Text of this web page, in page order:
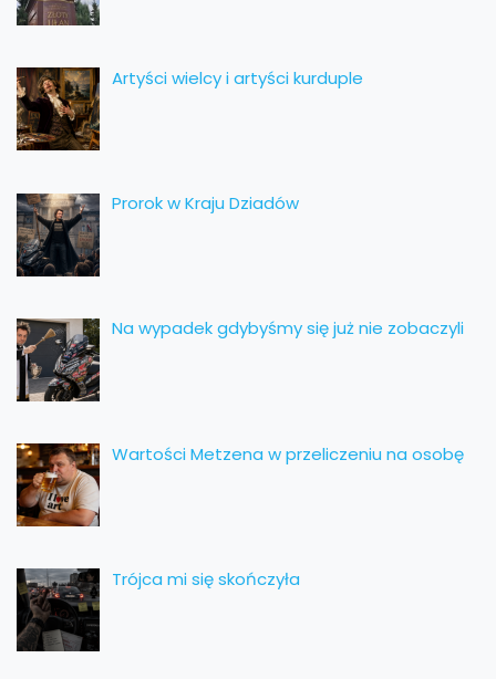
Artyści wielcy i artyści kurduple
Prorok w Kraju Dziadów
Na wypadek gdybyśmy się już nie zobaczyli
Wartości Metzena w przeliczeniu na osobę
Trójca mi się skończyła